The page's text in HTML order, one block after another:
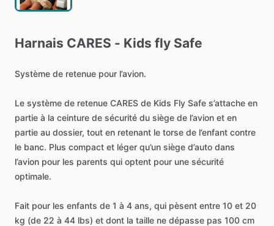
Harnais CARES - Kids fly Safe
Système de retenue pour l’avion.
Le système de retenue CARES de Kids Fly Safe s’attache en
partie à la ceinture de sécurité du siège de l’avion et en
partie au dossier, tout en retenant le torse de l’enfant contre
le banc. Plus compact et léger qu’un siège d’auto dans
l’avion pour les parents qui optent pour une sécurité
optimale.
Fait pour les enfants de 1 à 4 ans, qui pèsent entre 10 et 20
kg (de 22 à 44 lbs) et dont la taille ne dépasse pas 100 cm